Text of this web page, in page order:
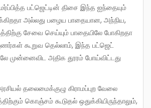
அல்லது பழைய பாதையான, அந்நிய,
சேவை செய்யும் பாதையிலே போகிறதா
கூறுவ தெல்லாம், இந்த பட்ஜெட்
முன்னைவிட அதிக தூரம் போய்விட்டது
கொஞ்சம் கூடுதல் ஒதுக்கியிருந்தாலும்,